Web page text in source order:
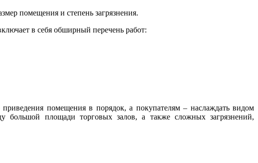
помещения и степень загрязнения.
в себя обширный перечень работ:
помещения в порядок, а покупателям – наслаждать видом
большой площади торговых залов, а также сложных загрязнений,